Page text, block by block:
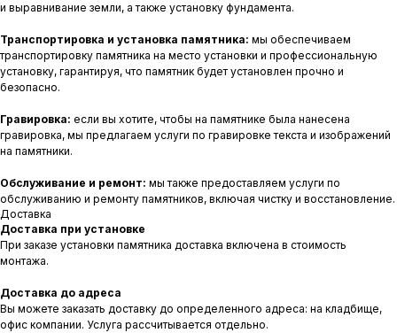
и выравнивание земли, а также установку фундамента.
Транспортировка и установка памятника: мы обеспечиваем
транспортировку памятника на место установки и профессиональную
установку, гарантируя, что памятник будет установлен прочно и
безопасно.
Гравировка: если вы хотите, чтобы на памятнике была нанесена
гравировка, мы предлагаем услуги по гравировке текста и изображений
на памятники.
Обслуживание и ремонт: мы также предоставляем услуги по
обслуживанию и ремонту памятников, включая чистку и восстановление.
Доставка
Доставка при установке
При заказе установки памятника доставка включена в стоимость
монтажа.
Доставка до адреса
Вы можете заказать доставку до определенного адреса: на кладбище,
офис компании. Услуга рассчитывается отдельно.